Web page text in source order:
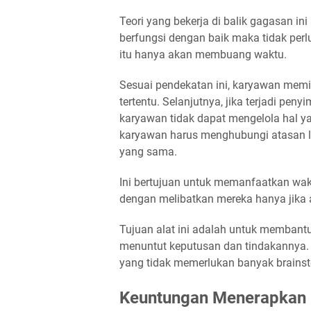
Teori yang bekerja di balik gagasan
berfungsi dengan baik maka tidak
itu hanya akan membuang waktu.
Sesuai pendekatan ini, karyawan
tertentu. Selanjutnya, jika terjadi
karyawan tidak dapat mengelola hal
karyawan harus menghubungi
yang sama.
Ini bertujuan untuk memanfaatkan
dengan melibatkan mereka hanya
Tujuan alat ini adalah untuk
menuntut keputusan dan
yang tidak memerlukan banyak
Keuntungan Menerapkan